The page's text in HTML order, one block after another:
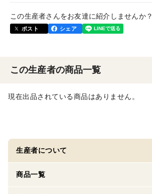
この生産者さんをお友達に紹介しませんか？
ポスト シェア
この生産者の商品一覧
現在出品されている商品はありません。
生産者について
商品一覧